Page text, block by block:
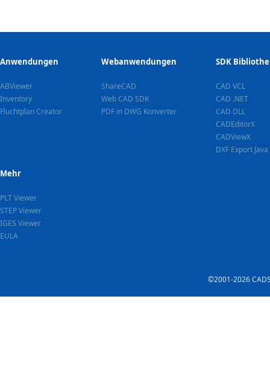
Anwendungen
ABViewer
Inventory
Fluchtplan Creator
Webanwendungen
ShareCAD
Web CAD SDK
PDF in DWG Konverter
SDK
CAD VCL
CAD .NET
CAD DLL
CADEditorX
CADViewX
DXF Export Java
Mehr
PLT Viewer
STEP Viewer
IGES Viewer
EULA
©2001-2026